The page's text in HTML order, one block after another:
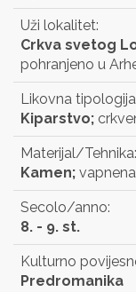
Uži lokalitet:
Crkva svetog
pohranjeno u
Likovna
Kiparstvo;
Materijal/Tehnika:
Kamen;
Secolo/anno:
8. - 9. st.
Kulturno
Predromanika